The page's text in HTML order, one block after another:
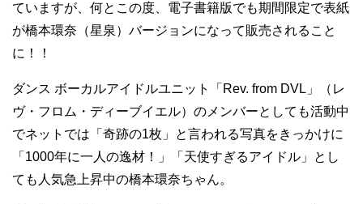
ていますが、何とこの度、電子書籍版でも期間限定で表紙
が橋本環奈（星泉）バージョンになって販売されること
に！！
ダンス ボーカルアイドルユニット「Rev. from DVL」（レ
ヴ・フロム・ディーブイエル）のメンバーとしても活動中
でネットでは「奇跡の1枚」と言われる写真をきっかけに
「1000年に一人の逸材！」「天使すぎるアイドル」とし
ても人気急上昇中の橋本環奈ちゃん。